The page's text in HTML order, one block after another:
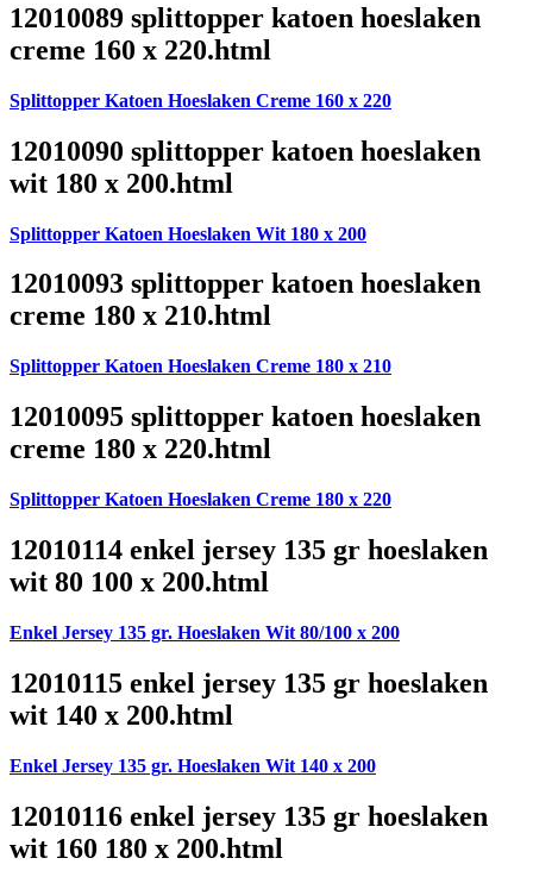
12010089 splittopper katoen hoeslaken
creme 160 x 220.html
Splittopper Katoen Hoeslaken Creme 160 x 220
12010090 splittopper katoen hoeslaken
wit 180 x 200.html
Splittopper Katoen Hoeslaken Wit 180 x 200
12010093 splittopper katoen hoeslaken
creme 180 x 210.html
Splittopper Katoen Hoeslaken Creme 180 x 210
12010095 splittopper katoen hoeslaken
creme 180 x 220.html
Splittopper Katoen Hoeslaken Creme 180 x 220
12010114 enkel jersey 135 gr hoeslaken
wit 80 100 x 200.html
Enkel Jersey 135 gr. Hoeslaken Wit 80/100 x 200
12010115 enkel jersey 135 gr hoeslaken
wit 140 x 200.html
Enkel Jersey 135 gr. Hoeslaken Wit 140 x 200
12010116 enkel jersey 135 gr hoeslaken
wit 160 180 x 200.html